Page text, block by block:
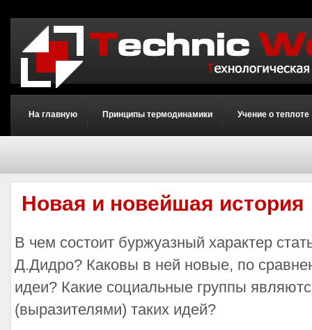
На главную Принципы термодинамики Учение о теплоте
Новая и новейшая история
В чем состоит буржуазный характер
Д.Дидро? Каковы в ней новые, по
идеи? Какие социальные группы
(выразителями) таких идей?